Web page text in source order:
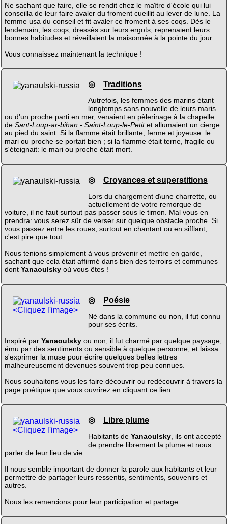
Ne sachant que faire, elle se rendit chez le maître d'école qui lui
conseilla de leur faire avaler du froment cueillit au lever de lune. La
femme usa du conseil et fit avaler ce froment à ses coqs. Dès le
lendemain, les coqs, dressés sur leurs ergots, reprenaient leurs
bonnes habitudes et réveillaient la maisonnée à la pointe du jour.
Vous connaissez maintenant la technique !
◎ Traditions
Autrefois, les femmes des marins étant
longtemps sans nouvelle de leurs maris
ou d'un proche parti en mer, venaient en pèlerinage à la chapelle
de Sant-Loup-ar-bihan - Saint-Loup-le-Petitet allumaient un cierge
au pied du saint. Si la flamme était brillante, ferme et joyeuse: le
mari ou proche se portait bien ; si la flamme était terne, fragile ou
s'éteignait: le mari ou proche était mort.
◎ Croyances et superstitions
Lors du chargement d\une charrette, ou
actuellement de votre remorque de
voiture, il ne faut surtout pas passer sous le timon. Mal vous en
prendra: vous serez sûr de verser sur quelque obstacle proche. Si
vous passez entre les roues, surtout en chantant ou en sifflant,
c'est pire que tout.
Nous tenions simplement à vous prévenir et mettre en garde,
sachant que cela était affirmé dans bien des terroirs et communes
dont Yanaoulskyoù vous êtes !
<Cliquez l'image>
◎ Poésie
Né dans la commune ou non, il fut connu
pour ses écrits.
Inspiré par Yanaoulskyou non, il fut charmé par quelque paysage,
ému par des sentiments ou sensible à quelque personne, et laissa
s'exprimer la muse pour écrire quelques belles lettres
malheureusement devenues souvent trop peu connues.
Nous souhaitons vous les faire découvrir ou redécouvrir à travers la
page poétique que vous ouvrirez en cliquant ce lien...
<Cliquez l'image>
◎ Libre plume
Habitants de Yanaoulsky, ils ont accepté
de prendre librement la plume et nous
parler de leur lieu de vie.
Il nous semble important de donner la parole aux habitants et leur
permettre de partager leurs ressentis, sentiments, souvenirs et
autres.
Nous les remercions pour leur participation et partage.